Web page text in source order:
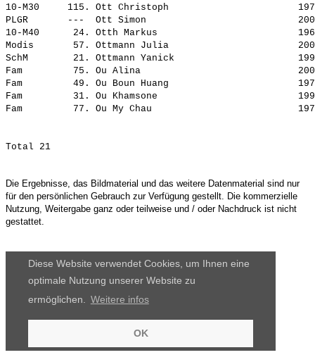
Diese Website verwendet Cookies, um Ihnen eine
optimale Nutzung unserer Website zu
ermöglichen.
Weitere infos
OK
10-M30     115. Ott Christoph
PLGR       --- Ott Simon
10-M40      24. Otth Markus
Modis       57. Ottmann Julia
SchM        21. Ottmann Yanick
Fam         75. Ou Alina
Fam         49. Ou Boun Huang
Fam         31. Ou Khamsone
Fam         77. Ou My Chau
Die Ergebnisse, das Bildmaterial und das weitere Datenmaterial sind nur
für den persönlichen Gebrauch zur Verfügung gestellt. Die kommerzielle
Nutzung, Weitergabe ganz oder teilweise und / oder Nachdruck ist nicht
gestattet.